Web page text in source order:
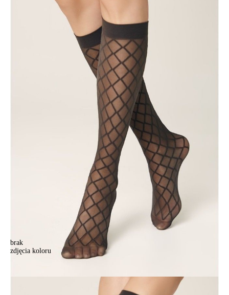
brak
zdjęcia koloru
Podkolanówki damskie CE FANTASY DIAMOND, r.36-39, grafit